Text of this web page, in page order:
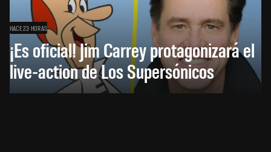
HACE 23 HORAS
¡Es oficial! Jim Carrey protagonizará el
live-action de Los Supersónicos